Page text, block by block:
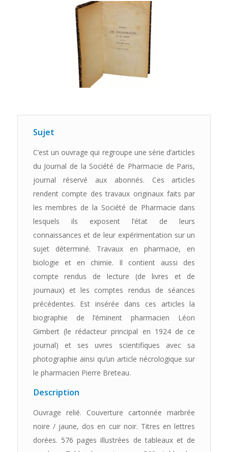
Sujet
C’est un ouvrage qui regroupe une série d’articles
du Journal de la Société de Pharmacie de Paris,
journal réservé aux abonnés. Ces articles
rendent compte des travaux originaux faits par
les membres de la Société de Pharmacie dans
lesquels ils exposent l’état de leurs
connaissances et de leur expérimentation sur un
sujet déterminé. Travaux en pharmacie, en
biologie et en chimie. Il contient aussi des
compte rendus de lecture (de livres et de
journaux) et les comptes rendus de séances
précédentes. Est insérée dans ces articles la
biographie de l’éminent pharmacien Léon
Gimbert (le rédacteur principal en 1924 de ce
journal) et ses uvres scientifiques avec sa
photographie ainsi qu’un article nécrologique sur
le pharmacien Pierre Breteau.
Description
Ouvrage relié. Couverture cartonnée marbrée
noire / jaune, dos en cuir noir. Titres en lettres
dorées. 576 pages illustrées de tableaux et de